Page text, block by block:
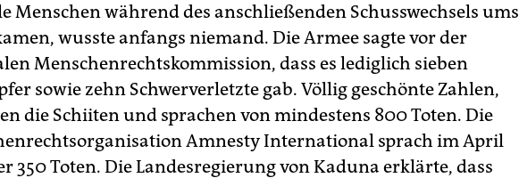
Menschen während des anschließenden Schusswechsels ums
wusste anfangs niemand. Die Armee sagte vor der
Menschenrechtskommission, dass es lediglich sieben
sowie zehn Schwerverletzte gab. Völlig geschönte Zahlen,
die Schiiten und sprachen von mindestens 800 Toten. Die
Amnesty International sprach im April
350 Toten. Die Landesregierung von Kaduna erklärte, dass